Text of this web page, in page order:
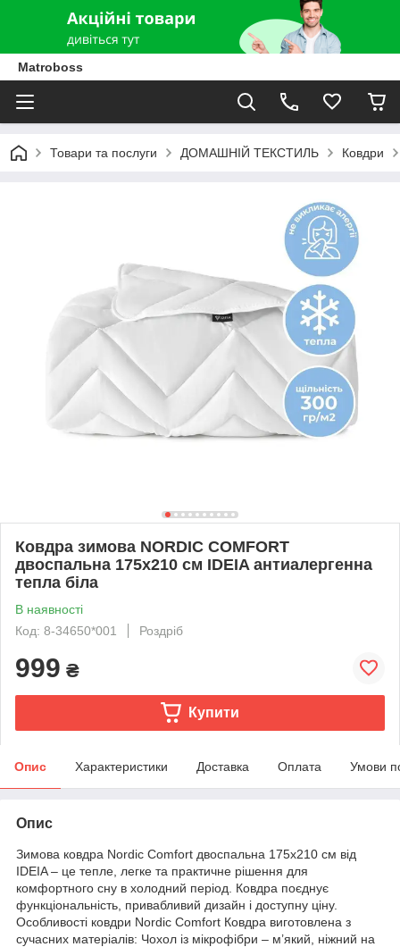
Matroboss
Товари та послуги ДОМАШНІЙ ТЕКСТИЛЬ Ковдри
Ковдра зимова NORDIC COMFORT
двоспальна 175х210 см IDEIA антиалергенна
тепла біла
В наявності
Код: 8-34650*001
Роздріб
999 ₴
Купити
Опис Характеристики Доставка Оплата Умови
Опис
Зимова ковдра Nordic Comfort двоспальна 175х210 см від
IDEIA – це тепле, легке та практичне рішення для
комфортного сну в холодний період. Ковдра поєднує
функціональність, привабливий дизайн і доступну ціну.
Особливості ковдри Nordic Comfort Ковдра виготовлена з
сучасних матеріалів: Чохол із мікрофібри – м’який, ніжний на